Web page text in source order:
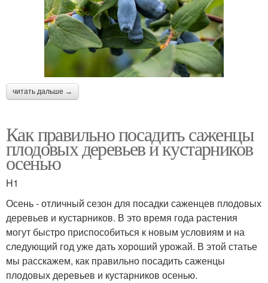
читать дальше →
Как правильно посадить саженцы
плодовых деревьев и кустарников
осенью
H1
Осень - отличный сезон для посадки саженцев плодовых
деревьев и кустарников. В это время года растения
могут быстро приспособиться к новым условиям и на
следующий год уже дать хороший урожай. В этой статье
мы расскажем, как правильно посадить саженцы
плодовых деревьев и кустарников осенью.